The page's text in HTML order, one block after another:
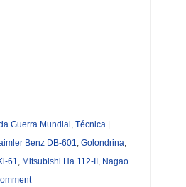
Guerra Mundial, Técnica |
Benz DB-601, Golondrina,
61, Mitsubishi Ha 112-II, Nagao